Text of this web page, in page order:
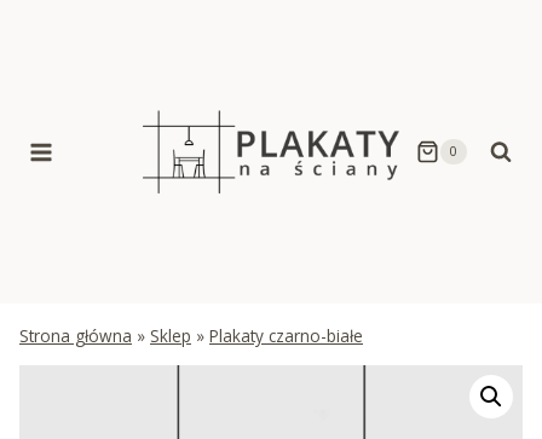
0
Strona główna » Sklep » Plakaty czarno-białe